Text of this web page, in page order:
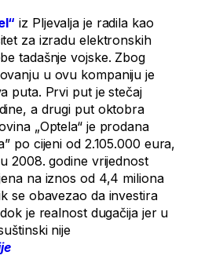
iz Pljevalja je radila kao
za izradu elektronskih
tadašnje vojske. Zbog
u ovu kompaniju je
puta. Prvi put je stečaj
a drugi put oktobra
„Optela“ je prodana
po cijeni od 2.105.000 eura,
2008. godine vrijednost
na iznos od 4,4 miliona
se obavezao da investira
je realnost dugačija jer u
nije